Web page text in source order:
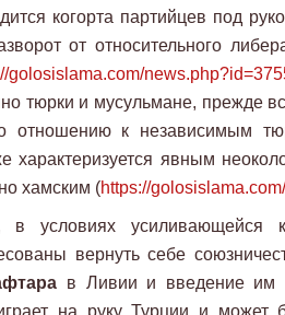
когорта партийцев под
от относительного
golosislama.com/
тюрки и мусульмане, прежде
к независимым
характеризуется явным
хамским (https://
в условиях усиливающейся
вернуть себе
в Ливии и введение им
на руку Турции и может